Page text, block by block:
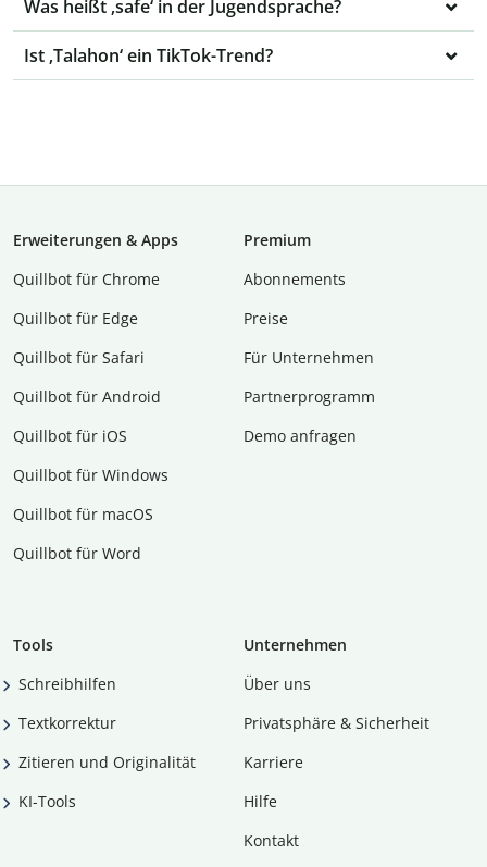
Was heißt ‚safe‘ in der Jugendsprache?
Ist ‚Talahon‘ ein TikTok-Trend?
Erweiterungen & Apps
Quillbot für Chrome
Quillbot für Edge
Quillbot für Safari
Quillbot für Android
Quillbot für iOS
Quillbot für Windows
Quillbot für macOS
Quillbot für Word
Premium
Abon­ne­ments
Preise
Für Unternehmen
Partnerprogramm
Demo anfragen
Tools
Schreibhilfen
Textkorrektur
Zitieren und Originalität
KI-Tools
Unternehmen
Über uns
Privatsphäre & Sicherheit
Karriere
Hilfe
Kontakt